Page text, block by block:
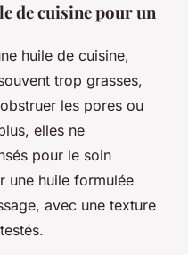
de cuisine pour un
huile de cuisine,
trop grasses,
les pores ou
elles ne
pour le soin
une huile formulée
avec une texture